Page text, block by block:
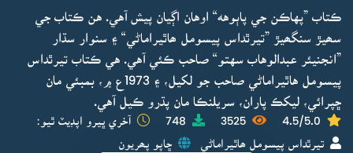
ڪتاب ”پهاڪن جي پاٻوهه“ اوهان اڳيان پيش آهي. هن ڪتاب جي
سھيڙ سنگھيڙ ”تيرٿداس پيسومل ھاٿيراماڻي“ ۽ سنوار سڌار
”انجنيئر عبدالوهاب سهتو“ صاحب ڪئي آهي. هي ڪتاب تيرٿداس
پيسومل هاٿيراماڻي صاحب جو لکيل، ۽ 1973ع ۾، بمبئي مان
ڇپرائي، ليکڪ پاران، سريلنڪا مان پڌرو ڪيل آهي.
4.5/5.0
3525
748 آخري ڀيرو اپڊيٽ ٿيو:
تيرٿداس پيسومل ھاٿيراماڻي ڇاپو پھريون